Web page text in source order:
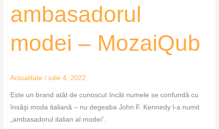
ambasadorul
modei – MozaiQub
Actualitate / iulie 4, 2022
Este un brand atât de cunoscut încât numele se confundă cu
însăşi moda italiană – nu degeaba John F. Kennedy l-a numit
„ambasadorul italian al modei”.
–